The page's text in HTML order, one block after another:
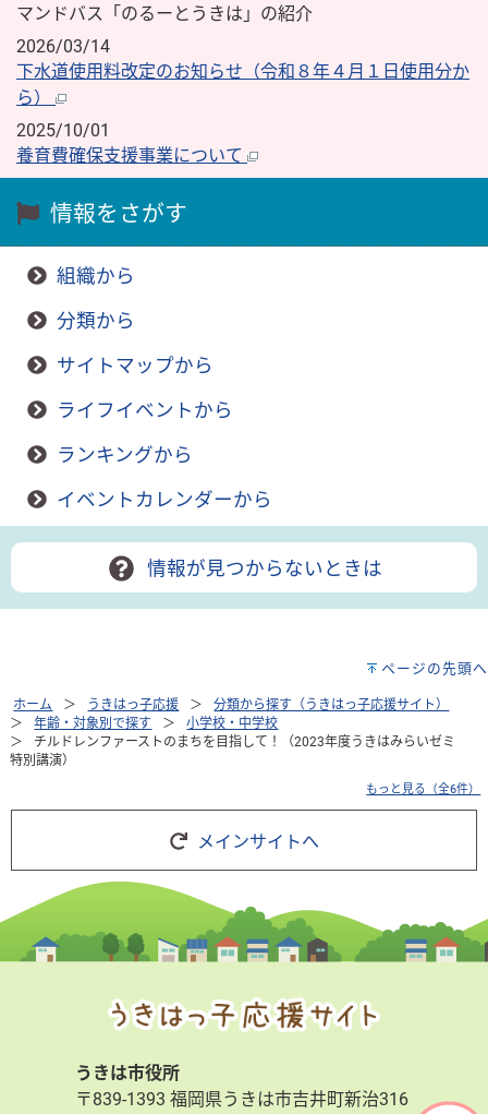
マンドバス「のるーとうきは」の紹介
2026/03/14
下水道使用料改定のお知らせ（令和８年４月１日使用分か
ら）
2025/10/01
養育費確保支援事業について
情報をさがす
組織から
分類から
サイトマップから
ライフイベントから
ランキングから
イベントカレンダーから
情報が見つからないときは
ページの先頭へ
ホーム うきはっ子応援
分類から探す（うきはっ子応援サイト）
年齢・対象別で探す
小学校・中学校
チルドレンファーストのまちを目指して！（2023年度うきはみらいゼミ
特別講演）
もっと見る（全6件）
メインサイトへ
うきは市役所
〒839-1393 福岡県うきは市吉井町新治316